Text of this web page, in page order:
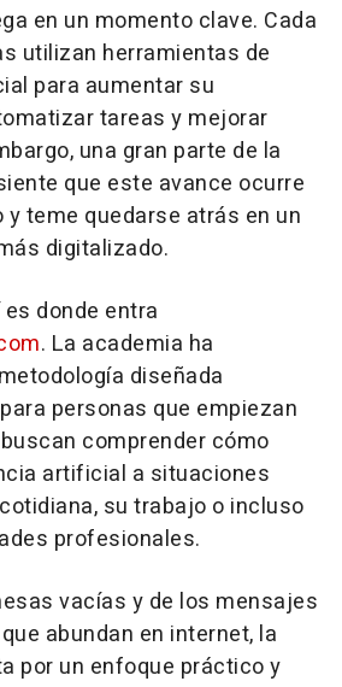
en un momento clave. Cada
utilizan herramientas de
para aumentar su
tareas y mejorar
una gran parte de la
que este avance ocurre
teme quedarse atrás en un
digitalizado.
donde entra
. La academia ha
diseñada
personas que empiezan
comprender cómo
artificial a situaciones
su trabajo o incluso
profesionales.
vacías y de los mensajes
abundan en internet, la
por un enfoque práctico y